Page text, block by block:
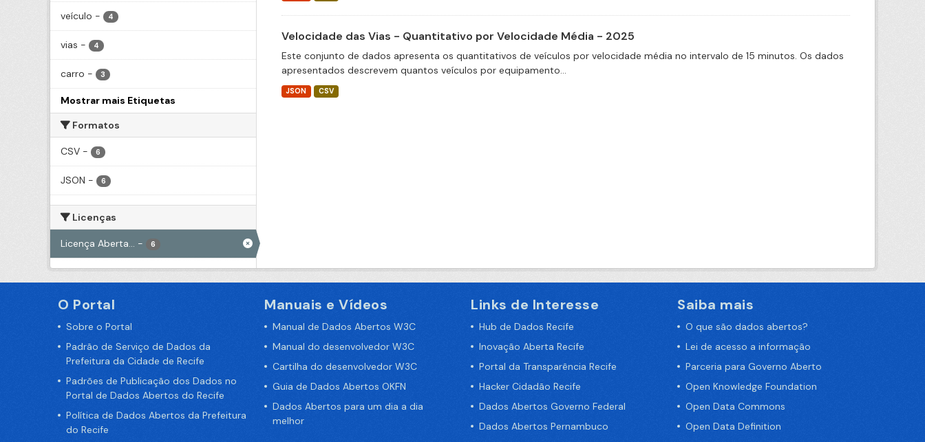
veículo - 4
vias - 4
carro - 3
Mostrar mais Etiquetas
Formatos
CSV - 6
JSON - 6
Licenças
Licença Aberta... - 6
Velocidade das Vias - Quantitativo por Velocidade Média - 2025
Este conjunto de dados apresenta os quantitativos de veículos por velocidade média no intervalo de 15 minutos. Os dados
apresentados descrevem quantos veículos por equipamento...
JSON CSV
O Portal
Sobre o Portal
Padrão de Serviço de Dados da
Prefeitura da Cidade de Recife
Padrões de Publicação dos Dados no
Portal de Dados Abertos do Recife
Política de Dados Abertos da Prefeitura
do Recife
Manuais e Vídeos
Manual de Dados Abertos W3C
Manual do desenvolvedor W3C
Cartilha do desenvolvedor W3C
Guia de Dados Abertos OKFN
Dados Abertos para um dia a dia
melhor
Links de Interesse
Hub de Dados Recife
Inovação Aberta Recife
Portal da Transparência Recife
Hacker Cidadão Recife
Dados Abertos Governo Federal
Dados Abertos Pernambuco
Saiba mais
O que são dados abertos?
Lei de acesso a informação
Parceria para Governo Aberto
Open Knowledge Foundation
Open Data Commons
Open Data Definition